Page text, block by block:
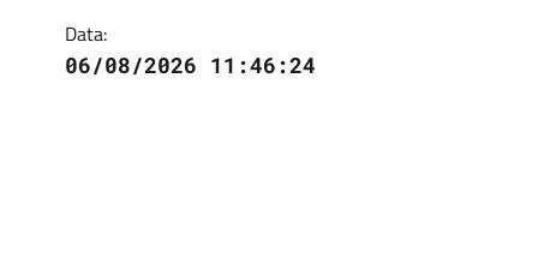
Data:
06/08/2026 11:46:24